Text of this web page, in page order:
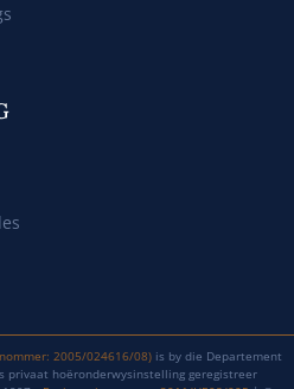
2005/024616/08)is by die Departement
privaat hoëronderwysinstelling geregistreer